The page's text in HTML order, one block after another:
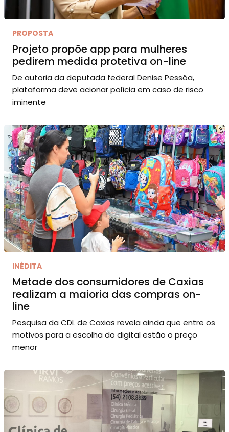
PROPOSTA
Projeto propõe app para mulheres
pedirem medida protetiva on-line
De autoria da deputada federal Denise Pessôa,
plataforma deve acionar polícia em caso de risco
iminente
INÉDITA
Metade dos consumidores de Caxias
realizam a maioria das compras on-
line
Pesquisa da CDL de Caxias revela ainda que entre os
motivos para a escolha do digital estão o preço
menor